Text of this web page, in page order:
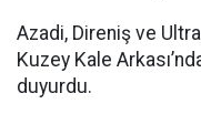
Azadi, Direniş ve
Kuzey Kale
duyurdu.